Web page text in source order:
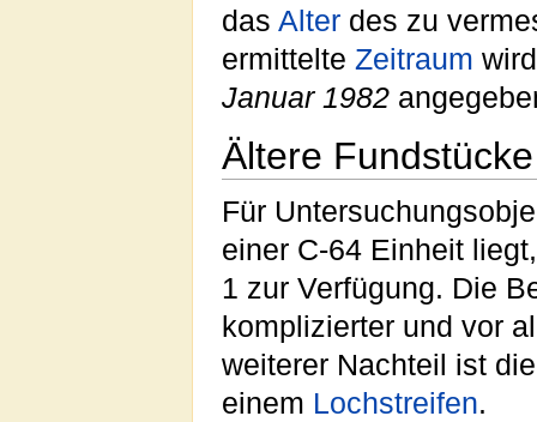
das Alter des zu
ermittelte Zeitraum
Januar 1982
Ältere
Für
einer C-64 Einheit
1 zur Verfügung. Die
komplizierter und vor
weiterer Nachteil ist
einem Lochstreifen.